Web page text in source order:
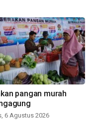
pangan murah
6 Agustus 2026